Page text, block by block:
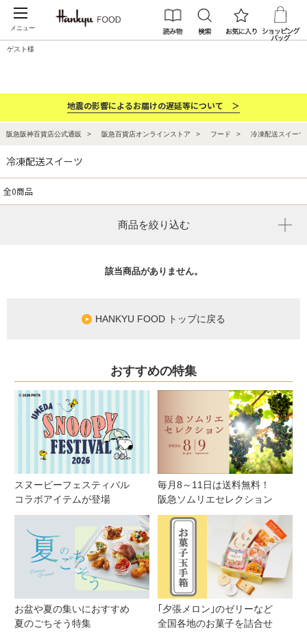
メニュー
ゲスト様
地震の影響によるお届けの遅延等について ＞
阪急阪神百貨店公式通販 阪急百貨店オンラインストア フード 冷凍配送スイーツ
商品を絞り込む
冷凍配送スイーツ
全0商品
該当商品がありません。
HANKYU FOOD トップに戻る
おすすめの特集
スヌーピーフェスティバル
コラボアイテムが登場
毎月8～11日は送料無料！
阪急ソムリエセレクション
お盆や夏の集いにおすすめ
夏のごちそう特集
｢夕張メロン｣のゼリーなど
全国各地のお菓子を詰合せ